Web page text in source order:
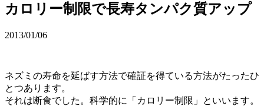
カロリー制限で長寿タンパク質アップ
2013/01/06
ネズミの寿命を延ばす方法で確証を得ている方法がたったひ
とつあります。
それは断食でした。科学的に「カロリー制限」といいます。